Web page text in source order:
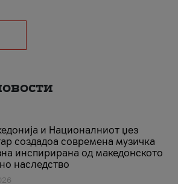
и Националниот џез
создадоа современа музичка
инспирирана од македонското
наследство